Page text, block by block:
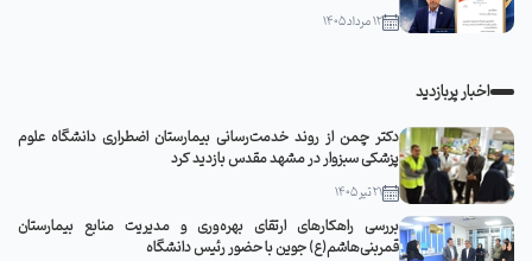
12 مرداد 1405
اخبار پربازدید
دکتر چمن از روند خدمت‌رسانی بیمارستان اضطراری دانشگاه علوم
پزشکی سبزوار در مشهد مقدس بازدید کرد
21 تیر 1405
بررسی راهکارهای ارتقای بهره‌وری و مدیریت منابع بیمارستان
قمربنی‌هاشم(ع) جوین با حضور رئیس دانشگاه